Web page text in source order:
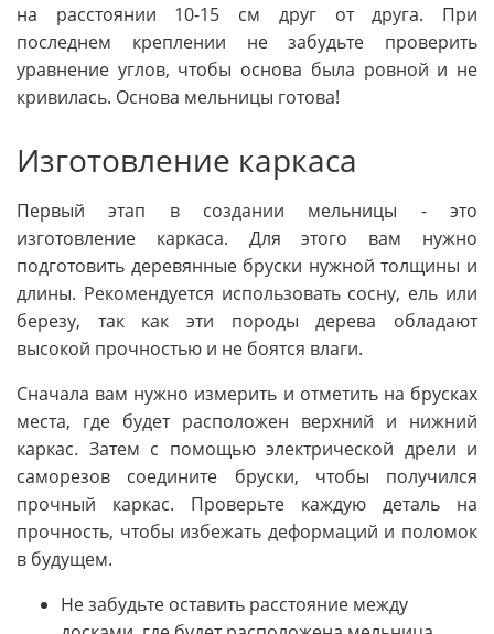
на расстоянии 10-15 см друг от друга. При
последнем креплении не забудьте проверить
уравнение углов, чтобы основа была ровной и не
кривилась. Основа мельницы готова!
Изготовление каркаса
Первый этап в создании мельницы - это
изготовление каркаса. Для этого вам нужно
подготовить деревянные бруски нужной толщины и
длины. Рекомендуется использовать сосну, ель или
березу, так как эти породы дерева обладают
высокой прочностью и не боятся влаги.
Сначала вам нужно измерить и отметить на брусках
места, где будет расположен верхний и нижний
каркас. Затем с помощью электрической дрели и
саморезов соедините бруски, чтобы получился
прочный каркас. Проверьте каждую деталь на
прочность, чтобы избежать деформаций и поломок
в будущем.
Не забудьте оставить расстояние между